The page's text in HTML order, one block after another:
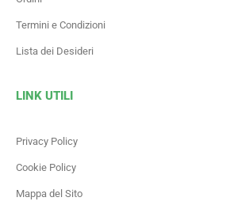
Termini e Condizioni
Lista dei Desideri
LINK UTILI
Privacy Policy
Cookie Policy
Mappa del Sito